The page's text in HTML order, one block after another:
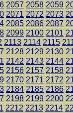
2057 2058 2059
2071 2072 2073
2085 2086 2087
2099 2100 2101
2113 2114 2115
2128 2129 2130
2142 2143 2144
2156 2157 2158
2170 2171 2172
2184 2185 2186
2198 2199 2200
2212 2213 2214